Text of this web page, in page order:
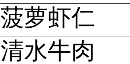
菠萝虾仁
清水牛肉